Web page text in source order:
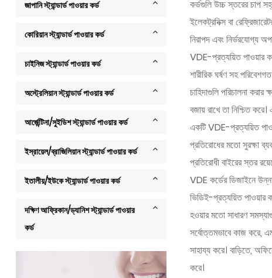
জাপানি স্ট্যান্ডার্ড পাওয়ার কর্ড
কোরিয়ান স্ট্যান্ডার্ড পাওয়ার কর্ড
চাইনিজ স্ট্যান্ডার্ড পাওয়ার কর্ড
অস্ট্রেলিয়ান স্ট্যান্ডার্ড পাওয়ার কর্ড
আর্জেন্টিনা/সুইডিশ স্ট্যান্ডার্ড পাওয়ার কর্ড
ইস্রায়েল/ব্রাজিলিয়ান স্ট্যান্ডার্ড পাওয়ার কর্ড
ইতালীয়/ইউকে স্ট্যান্ডার্ড পাওয়ার কর্ড
দক্ষিণ আফ্রিকান/ড্যানিশ স্ট্যান্ডার্ড পাওয়ার
কর্ড
কর্ডগুলি উচ্চ স্তরের চাপ
ইলেকট্রনিক্স বা
নিরাপদ এবং নির্ভরযোগ্য
VDE-প্রত্যয়িত পাওয়ার
শারীরিক ঘর্ষণ সহ
চাহিদাগুলি পরিচালনা
বজায় রাখে তা নিশ্চিত
একটি VDE-প্রত্যয়িত
প্রতিরোধের মতো সুরক্ষা
প্রতিরোধী বাইরের স্তর
VDE কর্ডের ডিজাইনে
ভিডিই-প্রত্যয়িত পাওয়ার
হওয়ার মতো সাধারণ
সর্বোত্তমভাবে কাজ করে,
সাহায্য করে। বাড়িতে,
করে।